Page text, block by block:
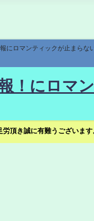
にロマンティックが止まらな
！にロマ
頂き誠に有難うございます